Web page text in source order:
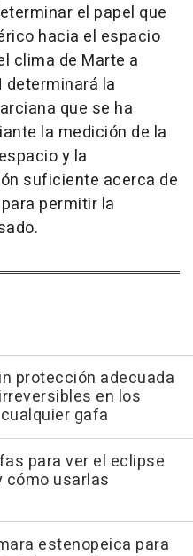
el papel que
hacia el espacio
clima de Marte a
determinará la
que se ha
la medición de la
y la
suficiente acerca de
permitir la
protección adecuada
en los
gafa
para ver el eclipse
cómo usarlas
estenopeica para